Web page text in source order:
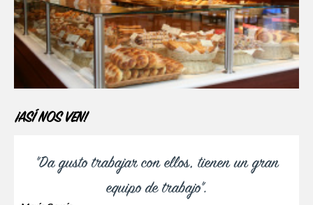
¡ASÍ NOS VEN!
"Da gusto trabajar con ellos, tienen un gran
equipo de trabajo".